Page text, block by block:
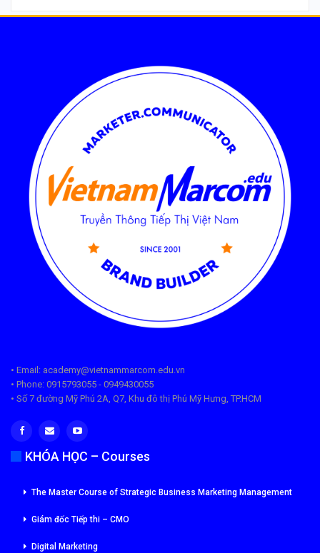
• Email: academy@vietnammarcom.edu.vn
• Phone: 0915793055 - 0949430055
• Số 7 đường Mỹ Phú 2A, Q7, Khu đô thị Phú Mỹ Hưng, TP.HCM
KHÓA HỌC – Courses
The Master Course of Strategic Business Marketing Management
Giám đốc Tiếp thi – CMO
Digital Marketing